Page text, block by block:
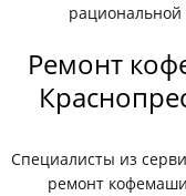
рациональной
Ремонт
Специалисты из
ремонт